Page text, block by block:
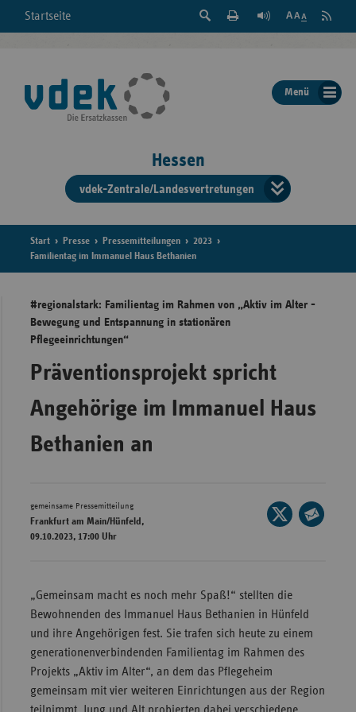
Startseite
Suche
der
Seite
Feed
Menü
Hessen
vdek-Zentrale/Landesvertretungen
der
Start Presse Pressemitteilungen
2023
Familientag im Immanuel Haus Bethanien
#regionalstark: Familientag im Rahmen von „Aktiv im Alter -
Bewegung und Entspannung in stationären
Pflegeeinrichtungen“
Präventionsprojekt spricht
Angehörige im Immanuel Haus
Bethanien an
gemeinsame Pressemitteilung
Frankfurt am Main/Hünfeld,
09.10.2023, 17:00 Uhr
Seite
auf
„Gemeinsam macht es noch mehr Spaß!“ stellten die
Bewohnenden des Immanuel Haus Bethanien in Hünfeld
und ihre Angehörigen fest. Sie trafen sich heute zu einem
generationenverbindenden Familientag im Rahmen des
Projekts „Aktiv im Alter“, an dem das Pflegeheim
gemeinsam mit vier weiteren Einrichtungen aus der Region